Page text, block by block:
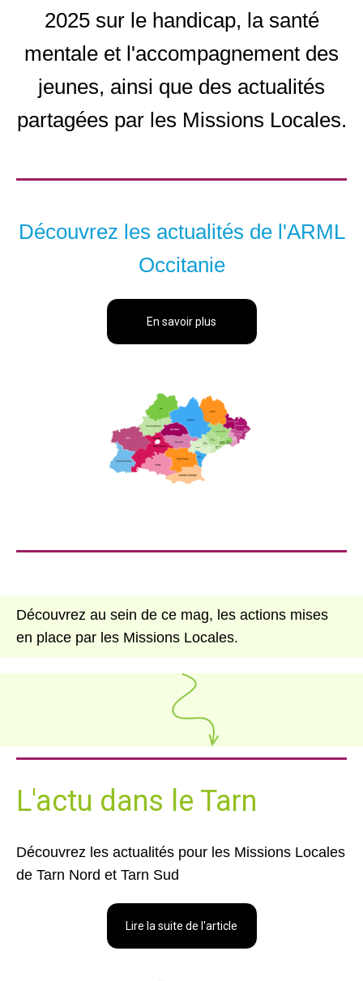
2025 sur le handicap, la santé
mentale et l'accompagnement des
jeunes, ainsi que des actualités
partagées par les Missions Locales.
Découvrez les actualités de l'ARML
Occitanie
En savoir plus
Découvrez au sein de ce mag, les actions mises
en place par les Missions Locales.
L'actu dans le Tarn
Découvrez les actualités pour les Missions Locales
de Tarn Nord et Tarn Sud
Lire la suite de l'article